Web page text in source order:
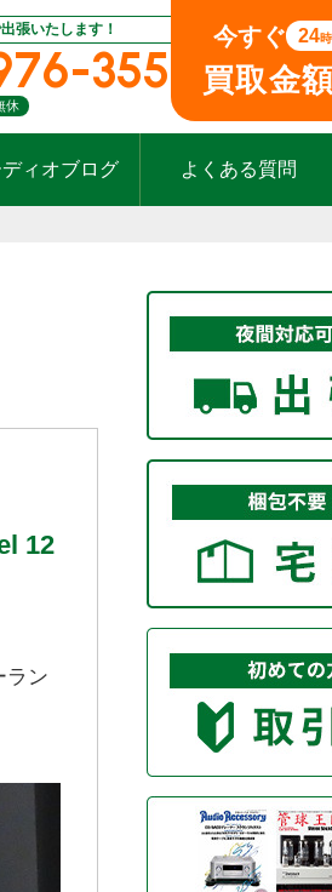
張いたします！
355
休
今すぐ 24
買取金
ィオブログ よくある質問
12
ラン